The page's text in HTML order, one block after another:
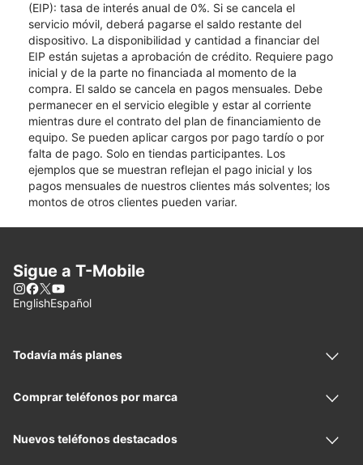
(EIP): tasa de interés anual de 0%. Si se cancela el
servicio móvil, deberá pagarse el saldo restante del
dispositivo. La disponibilidad y cantidad a financiar del
EIP están sujetas a aprobación de crédito. Requiere pago
inicial y de la parte no financiada al momento de la
compra. El saldo se cancela en pagos mensuales. Debe
permanecer en el servicio elegible y estar al corriente
mientras dure el contrato del plan de financiamiento de
equipo. Se pueden aplicar cargos por pago tardío o por
falta de pago. Solo en tiendas participantes. Los
ejemplos que se muestran reflejan el pago inicial y los
pagos mensuales de nuestros clientes más solventes; los
montos de otros clientes pueden variar.